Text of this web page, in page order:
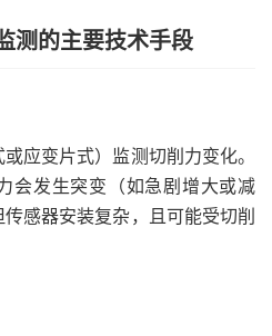
测的主要技术手段
应变片式）监测切削力变化。
会发生突变（如急剧增大或减
感器安装复杂，且可能受切削